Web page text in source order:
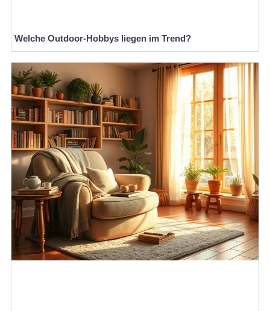
Welche Outdoor-Hobbys liegen im Trend?